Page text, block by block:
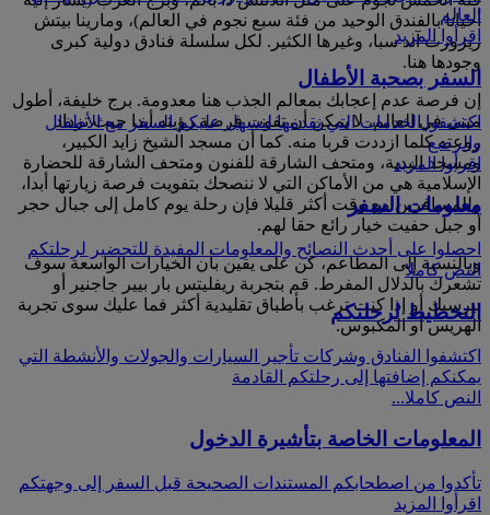
أحيانا بالفندق الوحيد من فئة سبع نجوم في العالم)، ومارينا بيتش
ريزورت آند سبا، وغيرها الكثير. لكل سلسلة فنادق دولية كبرى
وجودها هنا.
إن فرصة عدم إعجابك بمعالم الجذب هنا معدومة. برج خليفة، أطول
مبنى في العالم، لا يمكن أن تفوت فرصة رؤيته أبدا حيث تزداد
روعته كلما ازددت قربا منه. كما أن مسجد الشيخ زايد الكبير،
ومسجد البدية، ومتحف الشارقة للفنون ومتحف الشارقة للحضارة
الإسلامية هي من الأماكن التي لا ننصحك بتفويت فرصة زيارتها أبدا،
وللمسافرين مع وقت أكثر قليلا فإن رحلة يوم كامل إلى جبال حجر
أو جبل حفيت خيار رائع حقا لهم.
وبالنسبة إلى المطاعم، كن على يقين بأن الخيارات الواسعة سوف
تشعرك بالدلال المفرط. قم بتجربة ريفليتس بار بيير جاجنير أو
بيرسيك أو إذا كنت ترغب بأطباق تقليدية أكثر فما عليك سوى تجربة
الهريس أو المكبوس.
العالم
اقرأوا المزيد
السفر بصحبة الأطفال
اكتشفوا الخدمات التي نقدمها لنسهل عليكم السفر مع الأطفال
والرضع
اقرأوا المزيد
معلومات السفر
احصلوا على أحدث النصائح والمعلومات المفيدة للتحضير لرحلتكم
النص كاملا
التخطيط لرحلتكم
اكتشفوا الفنادق وشركات تأجير السيارات والجولات والأنشطة التي
يمكنكم إضافتها إلى رحلتكم القادمة
النص كاملا...
المعلومات الخاصة بتأشيرة الدخول
تأكدوا من اصطحابكم المستندات الصحيحة قبل السفر إلى وجهتكم
اقرأوا المزيد